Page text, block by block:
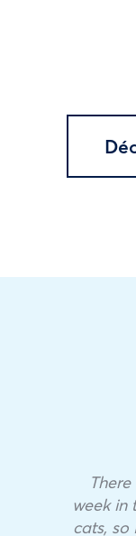
week in
cats,